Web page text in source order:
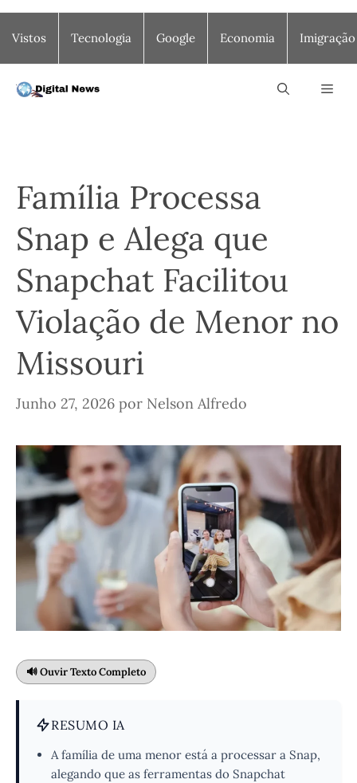
para
o
conteúdo
Vistos Tecnologia Google Economia Imigração
Família Processa
Snap e Alega que
Snapchat Facilitou
Violação de Menor no
Missouri
Junho 27, 2026 por Nelson Alfredo
🔊 Ouvir Texto Completo
RESUMO IA
A família de uma menor está a processar a Snap,
alegando que as ferramentas do Snapchat